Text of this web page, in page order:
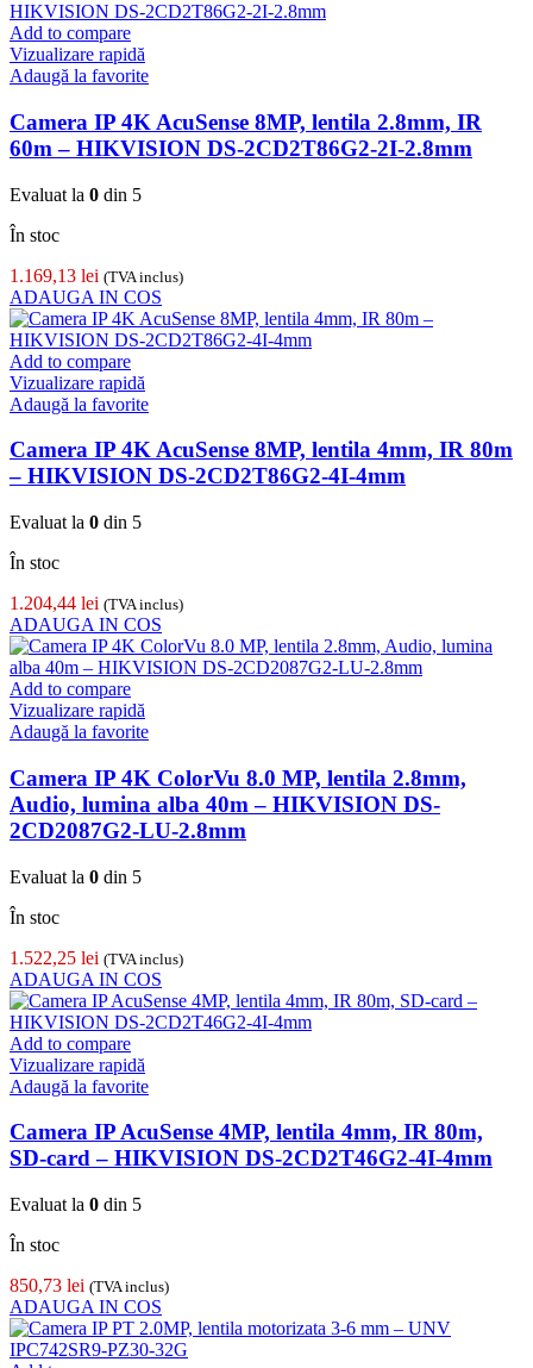
Add to compare
Vizualizare rapidă
Adaugă la favorite
Camera IP 4K AcuSense 8MP, lentila 2.8mm, IR
60m – HIKVISION DS-2CD2T86G2-2I-2.8mm
Evaluat la 0 din 5
În stoc
1.169,13 lei (TVA inclus)
ADAUGA IN COS
Add to compare
Vizualizare rapidă
Adaugă la favorite
Camera IP 4K AcuSense 8MP, lentila 4mm, IR 80m
– HIKVISION DS-2CD2T86G2-4I-4mm
Evaluat la 0 din 5
În stoc
1.204,44 lei (TVA inclus)
ADAUGA IN COS
Add to compare
Vizualizare rapidă
Adaugă la favorite
Camera IP 4K ColorVu 8.0 MP, lentila 2.8mm,
Audio, lumina alba 40m – HIKVISION DS-
2CD2087G2-LU-2.8mm
Evaluat la 0 din 5
În stoc
1.522,25 lei (TVA inclus)
ADAUGA IN COS
Add to compare
Vizualizare rapidă
Adaugă la favorite
Camera IP AcuSense 4MP, lentila 4mm, IR 80m,
SD-card – HIKVISION DS-2CD2T46G2-4I-4mm
Evaluat la 0 din 5
În stoc
850,73 lei (TVA inclus)
ADAUGA IN COS